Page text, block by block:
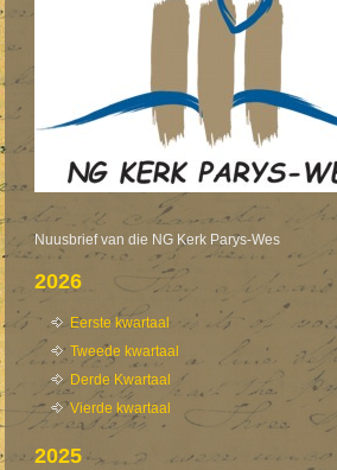
Nuusbrief van die NG Kerk Parys-Wes
2026
Eerste kwartaal
Tweede kwartaal
Derde Kwartaal
Vierde kwartaal
2025